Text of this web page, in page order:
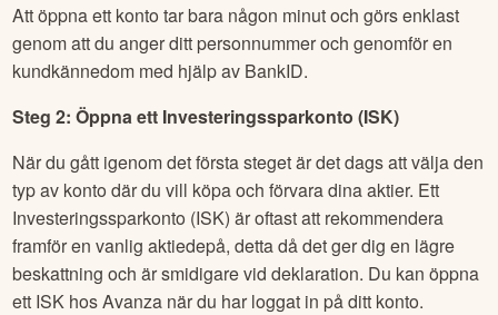
Att öppna ett konto tar bara någon minut och görs enklast
genom att du anger ditt personnummer och genomför en
kundkännedom med hjälp av BankID.
Steg 2: Öppna ett Investeringssparkonto (ISK)
När du gått igenom det första steget är det dags att välja den
typ av konto där du vill köpa och förvara dina aktier. Ett
Investeringssparkonto (ISK) är oftast att rekommendera
framför en vanlig aktiedepå, detta då det ger dig en lägre
beskattning och är smidigare vid deklaration. Du kan öppna
ett ISK hos Avanza när du har loggat in på ditt konto.